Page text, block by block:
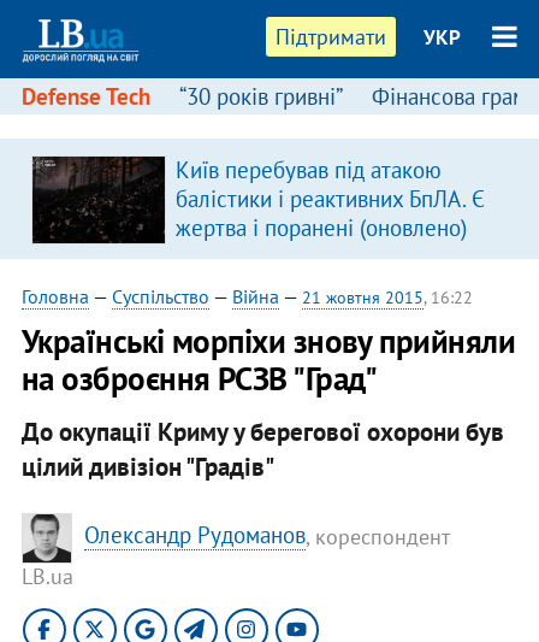
Підтримати УКР
Defense Tech “30 років гривні” Фінансова
Київ перебував під атакою
балістики і реактивних БпЛА. Є
жертва і поранені (оновлено)
Головна — Суспільство — Війна — 21 жовтня 2015, 16:22
Українські морпіхи знову прийняли
на озброєння РСЗВ "Град"
До окупації Криму у берегової охорони був
цілий дивізіон "Градів"
Олександр Рудоманов, кореспондент
LB.ua